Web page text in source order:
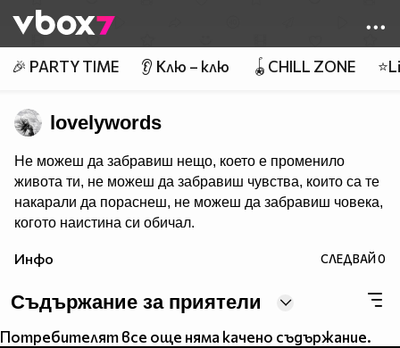
👾
🎉 PARTY TIME 👂 Клю – клю 🪀CHILL ZONE
lovelywords
Не можеш да забравиш нещо, което е променило
живота ти, не можеш да забравиш чувства, които са те
накарали да пораснеш, не можеш да забравиш човека,
когото наистина си обичал.
Инфо СЛЕДВАЙ0
Съдържание за приятели
Потребителят все още няма качено съдържание.